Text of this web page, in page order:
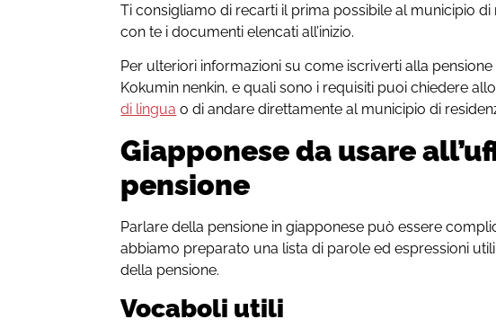
Ti consigliamo di recarti il prima possibile al municipio di
con te i documenti elencati all’inizio.
Per ulteriori informazioni su come iscriverti alla
Kokumin nenkin, e quali sono i requisiti puoi chiedere
di lingua o di andare direttamente al municipio di
Giapponese da usare
pensione
Parlare della pensione in giapponese può essere
abbiamo preparato una lista di parole ed espressioni utili
della pensione.
Vocaboli utili